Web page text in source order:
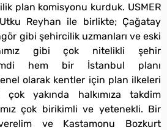
plan komisyonu kurduk. USMER
Utku Reyhan ile birlikte; Çağatay
gibi şehircilik uzmanları ve eski
gibi çok nitelikli şehir
hem bir İstanbul planı
olarak kentler için plan ilkeleri
yakında halkımıza takdim
çok birikimli ve yetenekli. Bir
ve Kastamonu Bozkurt